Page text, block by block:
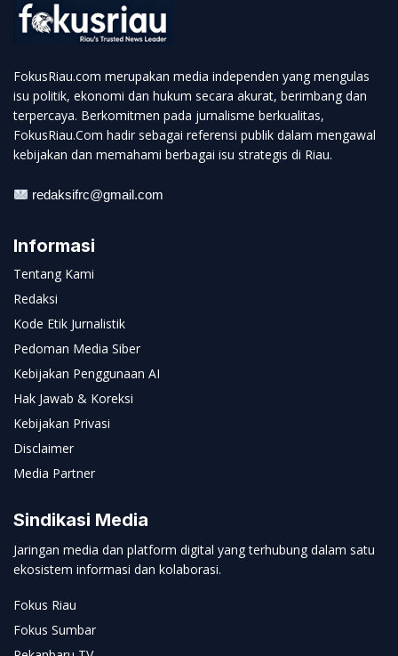
FokusRiau.com merupakan media independen yang mengulas
isu politik, ekonomi dan hukum secara akurat, berimbang dan
terpercaya. Berkomitmen pada jurnalisme berkualitas,
FokusRiau.Com hadir sebagai referensi publik dalam mengawal
kebijakan dan memahami berbagai isu strategis di Riau.
redaksifrc@gmail.com
Informasi
Tentang Kami
Redaksi
Kode Etik Jurnalistik
Pedoman Media Siber
Kebijakan Penggunaan AI
Hak Jawab & Koreksi
Kebijakan Privasi
Disclaimer
Media Partner
Sindikasi Media
Jaringan media dan platform digital yang terhubung dalam satu
ekosistem informasi dan kolaborasi.
Fokus Riau
Fokus Sumbar